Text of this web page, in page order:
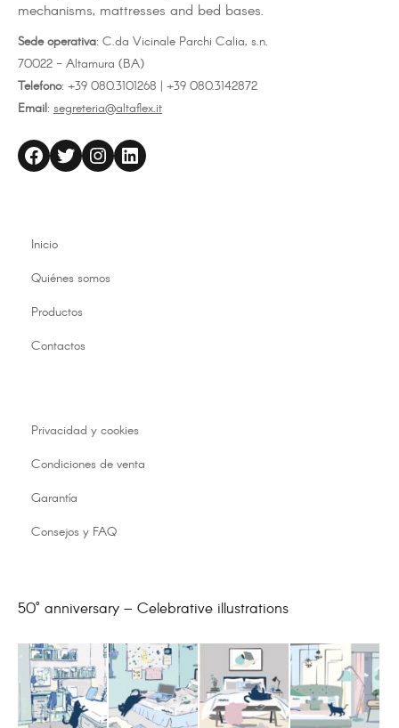
mechanisms, mattresses and bed bases.
Sede operativa: C.da Vicinale Parchi Calia, s.n.
70022 - Altamura (BA)
Telefono: +39 080.3101268 | +39 080.3142872
Email: segreteria@altaflex.it
altaflex Twitter Instagram LinkedIn
Inicio
Quiénes somos
Productos
Contactos
Privacidad y cookies
Condiciones de venta
Garantía
Consejos y FAQ
50° anniversary – Celebrative illustrations